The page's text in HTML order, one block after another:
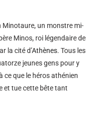
Minotaure, un monstre mi-
Minos, roi légendaire de
la cité d’Athènes. Tous les
jeunes gens pour y
ce que le héros athénien
et tue cette bête tant